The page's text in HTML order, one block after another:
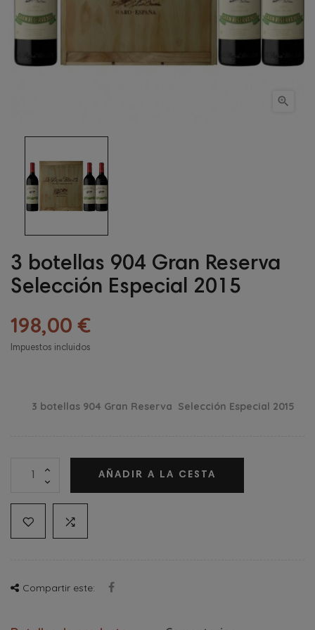

3 botellas 904 Gran Reserva
Selección Especial 2015
198,00 €
Impuestos incluidos
3 botellas 904 Gran Reserva Selección Especial 2015
AÑADIR A LA CESTA
Compartir este: